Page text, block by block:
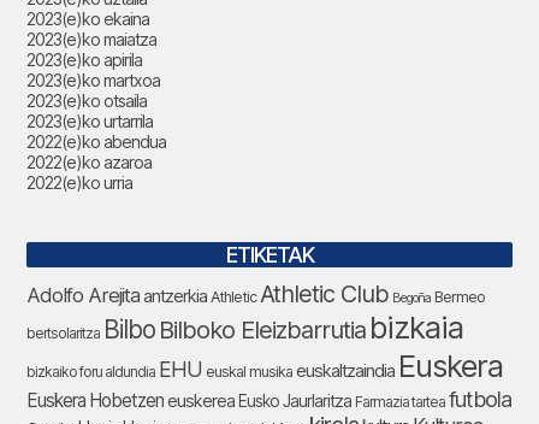
2023(e)ko ekaina
2023(e)ko maiatza
2023(e)ko apirila
2023(e)ko martxoa
2023(e)ko otsaila
2023(e)ko urtarrila
2022(e)ko abendua
2022(e)ko azaroa
2022(e)ko urria
ETIKETAK
Adolfo Arejitaantzerkia Athletic Athletic Club Begoña Bermeo
bertsolaritza Bilbo Bilboko Eleizbarrutia bizkaia
bizkaiko foru aldundia EHU euskal musika euskaltzaindia Euskera
Euskera Hobetzeneuskerea Eusko Jaurlaritza Farmazia tartea futbola